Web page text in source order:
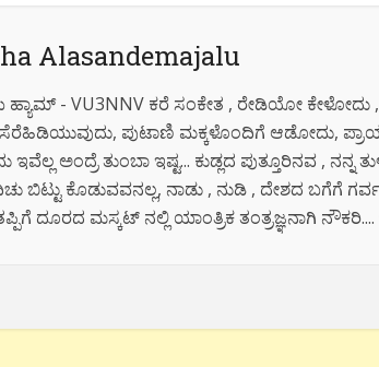
Alasandemajalu
- VU3NNV ಕರೆ ಸಂಕೇತ , ರೇಡಿಯೋ ಕೇಳೋದು
ಸೆರೆಹಿಡಿಯುವುದು, ಪುಟಾಣಿ ಮಕ್ಕಳೊಂದಿಗೆ ಆಡೋದು,
ಅಂದ್ರೆ ತುಂಬಾ ಇಷ್ಟ... ಕುಡ್ಲದ ಪುತ್ತೂರಿನವ , ನನ್ನ
ಬಿಟ್ಟು ಕೊಡುವವನಲ್ಲ, ನಾಡು , ನುಡಿ , ದೇಶದ ಬಗೆಗೆ
ದೂರದ ಮಸ್ಕಟ್ ನಲ್ಲಿ ಯಾಂತ್ರಿಕ ತಂತ್ರಜ್ಞನಾಗಿ ನೌಕರಿ....